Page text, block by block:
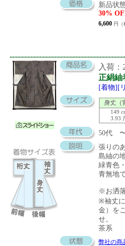
新品状
30%
6,600 円
入荷：
正絹紬
[着物][
身丈（
149
3.93
50代
張りの
島紬の
緑青色
青無地
※お洒
※袖丈
金）を
せ。
茶系
弊社の商